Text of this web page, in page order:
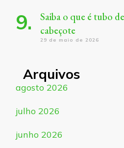
Saiba o que é tubo
cabeçote
29 de maio de 2026
Arquivos
agosto 2026
julho 2026
junho 2026